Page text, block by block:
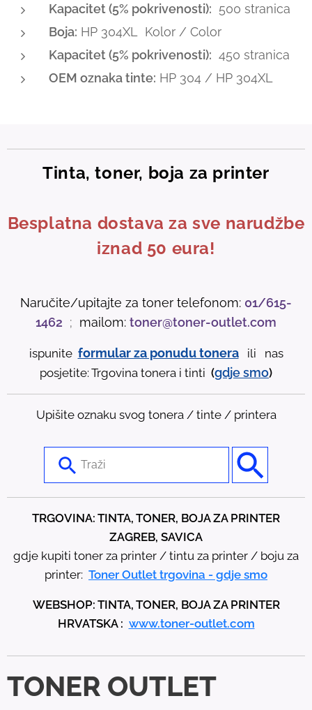
Kapacitet (5% pokrivenosti): 500 stranica
Boja: HP 304XL Kolor / Color
Kapacitet (5% pokrivenosti): 450 stranica
OEM oznaka tinte: HP 304 / HP 304XL
Tinta, toner, boja za printer
Besplatna dostava za sve narudžbe
iznad 50 eura!
Naručite/upitajte za toner telefonom: 01/615-
1462 ; mailom: toner@toner-outlet.com
ispunite formular za ponudu tonera
ili nas
posjetite: Trgovina tonera i tinti (gdjesmo)
Upišite oznaku svog tonera / tinte / printera
t
a
TRGOVINA: TINTA, TONER, BOJA ZA PRINTER
ZAGREB, SAVICA
gdje kupiti toner za printer / tintu za printer / boju za
printer: Toner Outlet trgovina - gdje smo
WEBSHOP: TINTA, TONER, BOJA ZA PRINTER
HRVATSKA : www.toner-outlet.com
TONER OUTLET